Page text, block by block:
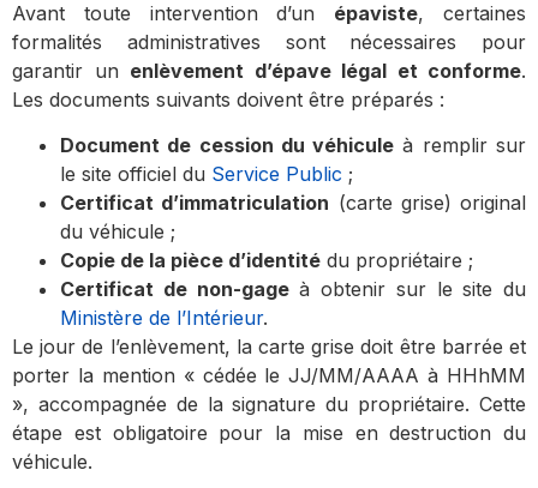
Avant toute intervention d’un épaviste, certaines
formalités administratives sont nécessaires pour
garantir un enlèvement d’épave légal et conforme.
Les documents suivants doivent être préparés :
Document de cession du véhicule à remplir sur
le site officiel du Service Public ;
Certificat d’immatriculation (carte grise) original
du véhicule ;
Copie de la pièce d’identité du propriétaire ;
Certificat de non-gageà obtenir sur le site du
Ministère de l’Intérieur.
Le jour de l’enlèvement, la carte grise doit être barrée et
porter la mention « cédée le JJ/MM/AAAA à HHhMM
», accompagnée de la signature du propriétaire. Cette
étape est obligatoire pour la mise en destruction du
véhicule.